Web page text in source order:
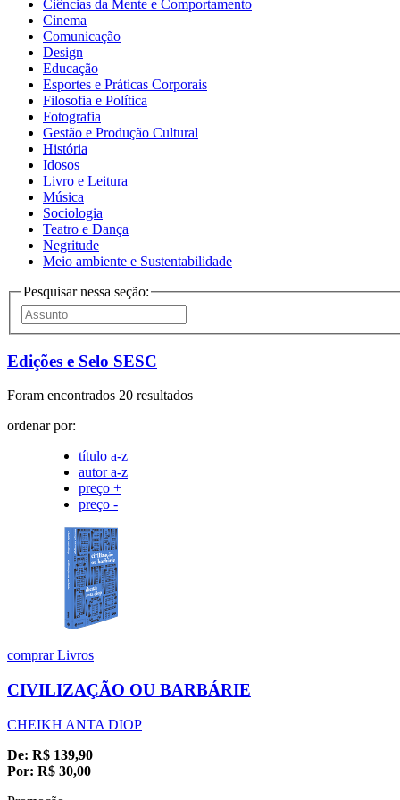
Ciências da Mente e Comportamento
Cinema
Comunicação
Design
Educação
Esportes e Práticas Corporais
Filosofia e Política
Fotografia
Gestão e Produção Cultural
História
Idosos
Livro e Leitura
Música
Sociologia
Teatro e Dança
Negritude
Meio ambiente e Sustentabilidade
Pesquisar nessa seção:
Edições e Selo SESC
Foram encontrados 20 resultados
ordenar por:
título a-z
autor a-z
preço +
preço -
comprarLivros
CIVILIZAÇÃO OU BARBÁRIE
CHEIKH ANTA DIOP
De: R$ 139,90
Por: R$ 30,00